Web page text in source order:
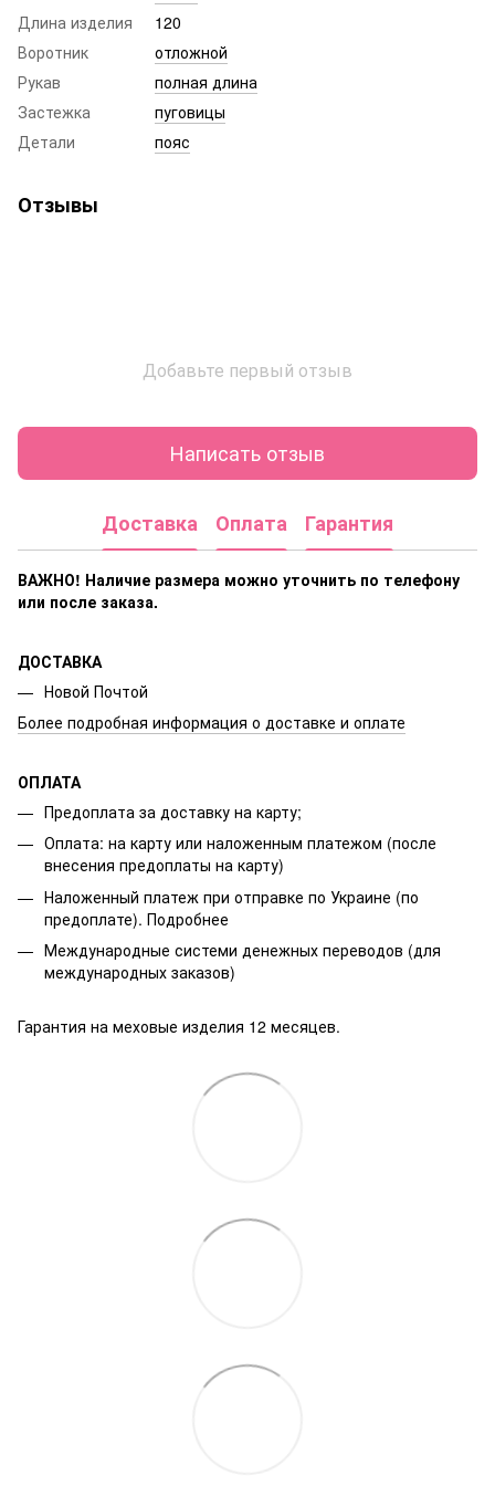
Длина изделия
120
Воротник
отложной
Рукав
полная длина
Застежка
пуговицы
Детали
пояс
Отзывы
Добавьте первый отзыв
Написать отзыв
Доставка Оплата Гарантия
ВАЖНО! Наличие размера можно уточнить по телефону
или после заказа.
ДОСТАВКА
Новой Почтой
Более подробная информация о доставке и оплате
ОПЛАТА
Предоплата за доставку на карту;
Оплата: на карту или наложенным платежом (после
внесения предоплаты на карту)
Наложенный платеж при отправке по Украине (по
предоплате). Подробнее
Международные системи денежных переводов (для
международных заказов)
Гарантия на меховые изделия 12 месяцев.